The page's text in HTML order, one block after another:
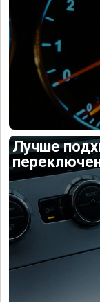
Лучше